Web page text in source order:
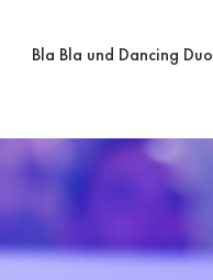
Bla Bla und Dancing Duo